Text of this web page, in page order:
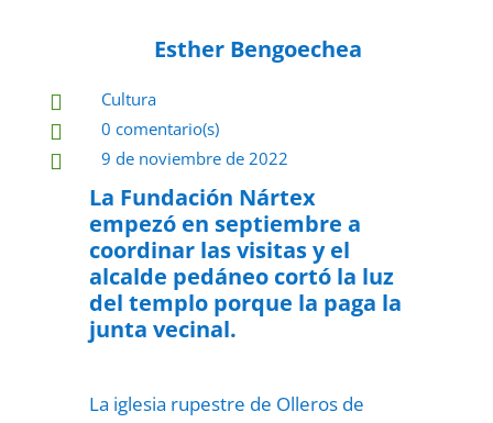
Esther Bengoechea
 Cultura
 0 comentario(s)
 9 de noviembre de 2022
La Fundación Nártex
empezó en septiembre a
coordinar las visitas y el
alcalde pedáneo cortó la luz
del templo porque la paga la
junta vecinal.
La iglesia rupestre de Olleros de